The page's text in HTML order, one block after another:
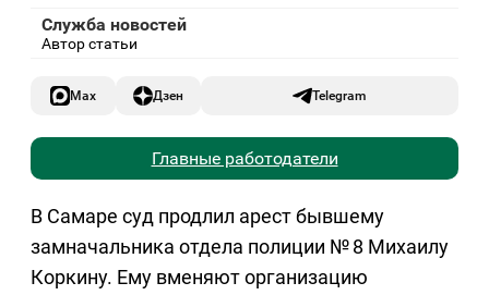
Служба новостей
Автор статьи
Max Дзен Telegram
Главные работодатели
В Самаре суд продлил арест бывшему
замначальника отдела полиции № 8 Михаилу
Коркину. Ему вменяют организацию